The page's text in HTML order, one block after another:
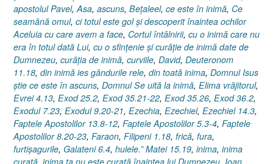
apostolul Pavel,Asa, ascuns, Beţaleel, ce este în inimă, Ce
seamănă omul, ci totul este gol şi descoperit înaintea ochilor
Aceluia cu care avem a face, Cortul întâlnirii, cu o inimă care nu
era în totul dată Lui, cu o sfinţenie şi curăţie de inimă date de
Dumnezeu, curăţia de inimă, curviile, David, Deuteronom
11.18, din inimă ies gândurile rele, din toată inima, Domnul Isus
ştie ce este în ascuns, Domnul Se uită la inimă, Elima vrăjitorul,
Evrei 4.13, Exod 25.2, Exod 35.21-22, Exod 35.26, Exod 36.2,
Exodul 7.23, Exodul 9.20-21, Ezechia, Ezechiel, Ezechiel 14.3,
Faptele Apostolilor 13.8-12, Faptele Apostolilor 5.3-4, Faptele
Apostolilor 8.20-23, Faraon, Filipeni 1.18, frică, fura,
furtişagurile, Galateni 6.4, hulele.” Matei 15.19, inima, inima